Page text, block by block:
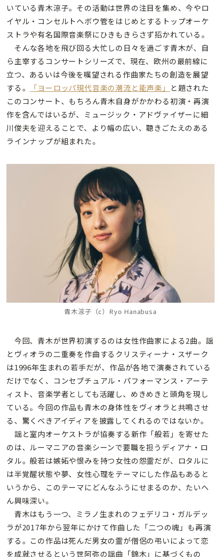
いている青木涼子。その活動は世界の注目を集め、今やロ
イヤル・コンセルトヘボウ管をはじめとするトップオーケ
ストラや有名国際音楽祭にひきもきらさず招かれている。
そんな各地を飛び回る大忙しの日々を過ごす青木が、自
ら主宰するコンサートシリーズで、現在、欧州の最前線に
立つ、あるいは今後を嘱望される作曲家たちの創造を展望
する。
「ヨーロッパ現代音楽の潮流と能声楽」
と題された
このコンサート、もちろん青木自身がかかわる初演・再演
作を含んではいるが、ミュージック・アドヴァイザーに細
川俊夫を迎えることで、より幅の広い、聴きごたえのある
ラインナップが組まれた。
青木涼子（c）Ryo Hanabusa
今回、青木が世界初演するのは女性作曲家による2曲。謡
とヴィオラの二重奏を作曲するクリスティーナ・スザーク
は1996年生まれの若手だが、作品が各地で演奏されている
だけでなく、コンセプチュアル・パフォーマンス・アーテ
ィスト、音楽学者としても活躍し、めきめきと頭角を現し
ている。今回の作品も青木の身体性をヴィオラと共鳴させ
る、驚くべきアイディアを披露してくれるのではないか。
謡と室内オーケストラが協奏する新作「般若」を寄せた
のは、ルーマニアの音楽シーンで要職を担うディアナ・ロ
タル。般若は嫉妬や恨みを持つ女性の怨霊だが、ロタルに
は半覚醒状態や夢、女性心理をテーマにした作品もあると
いうから、このテーマにどんなふうにせまるのか、たいへ
ん興味深い。
青木はもう一つ、ミラノ生まれのフェデリコ・ガルデッ
ラが2017年から翌年にかけて作曲した「二つの魂」も再演
する。この作品は死んだ男女の霊が僧侶の弔いによって恋
を成就させるという世阿弥の謡曲「錦木」に基づくもの